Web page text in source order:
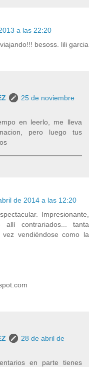
a las 22:20
besoss. lili garcia
25 de noviembre
en leerlo, me lleva
pero luego tus
de 2014 a las 12:20
Impresionante,
allí contrariados... tanta
vendiéndose como la
28 de abril de
en parte tienes